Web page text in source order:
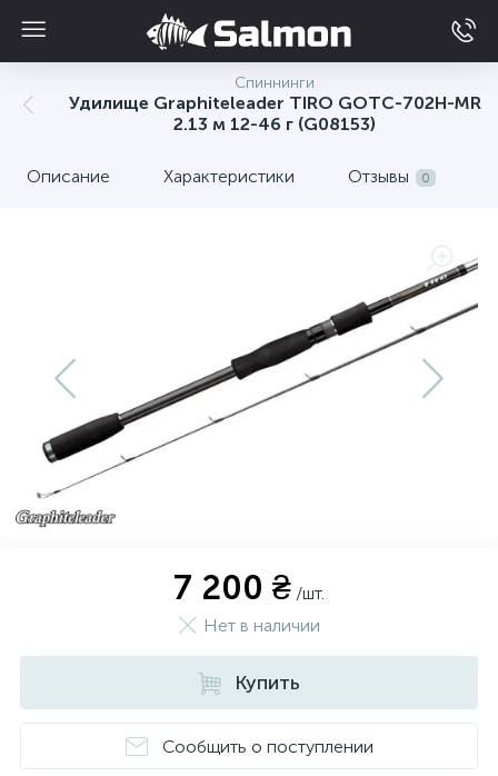
Спиннинги
Удилище Graphiteleader TIRO GOTC-702H-MR
2.13 м 12-46 г (G08153)
Описание Характеристики Отзывы 0
7 200 ₴ /шт.
Нет в наличии
Купить
Сообщить о поступлении